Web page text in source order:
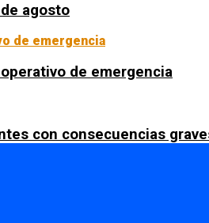
agosto
de emergencia
con consecuencias